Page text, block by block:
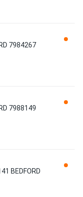
7984267
7988149
BEDFORD